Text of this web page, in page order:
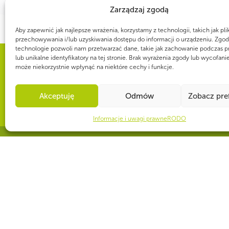
Zarządzaj zgodą
Aby zapewnić jak najlepsze wrażenia, korzystamy z technologii, takich jak
przechowywania i/lub uzyskiwania dostępu do informacji o urządzeniu.
technologie pozwoli nam przetwarzać dane, takie jak zachowanie podczas
lub unikalne identyfikatory na tej stronie. Brak wyrażenia zgody lub
może niekorzystnie wpłynąć na niektóre cechy i funkcje.
Akceptuję Odmów Zobacz
Informacje i uwagi prawne RODO
WSPÓLNIE DLA HARCERSKIEJ MISJI
Twoje wsparcie, nasza